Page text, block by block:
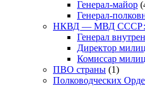
Генерал-майор
Генерал-
НКВД — МВД СССР:
Генерал
Директор
Комиссар
ПВО страны (1)
Полководческих